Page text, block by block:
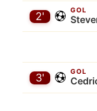
GOL
2'
GOL
3'